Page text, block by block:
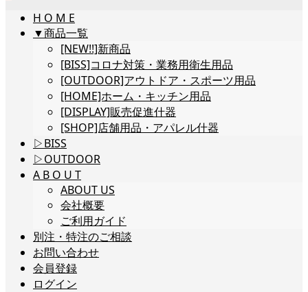
H O M E
▼商品一覧
[NEW!!]新商品
[BISS]コロナ対策・業務用衛生用品
[OUTDOOR]アウトドア・スポーツ用品
[HOME]ホーム・キッチン用品
[DISPLAY]販売促進什器
[SHOP]店舗用品・アパレル什器
▷BISS
▷OUTDOOR
A B O U T
ABOUT US
会社概要
ご利用ガイド
別注・特注のご相談
お問い合わせ
会員登録
ログイン